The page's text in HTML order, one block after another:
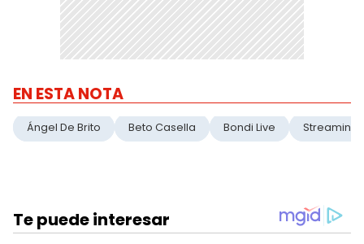
EN ESTA NOTA
Ángel De Brito Beto Casella Bondi Live Streaming